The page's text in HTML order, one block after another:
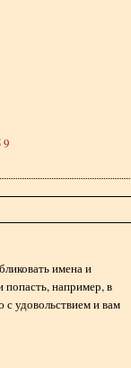
имена и
попасть, например, в
удовольствием и вам